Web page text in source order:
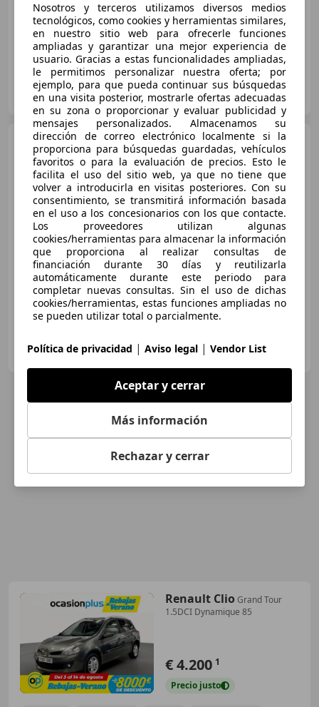
05/2019 145.275 km Diésel 66 kW (90 CV)
INTEGRAL MOTION SANTIAGO DE COMPOSTELA
ES-15898 Santiago de Compostela
Renault Clio1.5dCi eco2
S&S Energy Business 90
€ 8.995
Buen precio
01/2016 99.853 km Diésel
66 kW (90 CV)
GRUPO TERRY
ES-41007 SEVILLA
Renault Clio Grand Tour
1.5DCI Dynamique 85
€ 4.200 1
Precio justo
Nosotros y terceros utilizamos diversos medios
tecnológicos, como cookies y herramientas similares,
en nuestro sitio web para ofrecerle funciones
ampliadas y garantizar una mejor experiencia de
usuario. Gracias a estas funcionalidades ampliadas,
le permitimos personalizar nuestra oferta; por
ejemplo, para que pueda continuar sus búsquedas
en una visita posterior, mostrarle ofertas adecuadas
en su zona o proporcionar y evaluar publicidad y
mensajes personalizados. Almacenamos su
dirección de correo electrónico localmente si la
proporciona para búsquedas guardadas, vehículos
favoritos o para la evaluación de precios. Esto le
facilita el uso del sitio web, ya que no tiene que
volver a introducirla en visitas posteriores. Con su
consentimiento, se transmitirá información basada
en el uso a los concesionarios con los que contacte.
Los proveedores utilizan algunas
cookies/herramientas para almacenar la información
que proporciona al realizar consultas de
financiación durante 30 días y reutilizarla
automáticamente durante este periodo para
completar nuevas consultas. Sin el uso de dichas
cookies/herramientas, estas funciones ampliadas no
se pueden utilizar total o parcialmente.
Política de privacidad | Aviso legal | Vendor List
Aceptar y cerrar
Más información
Rechazar y cerrar